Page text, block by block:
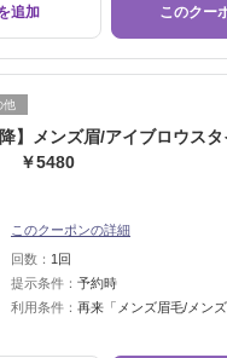
追加 このクー
他
降】メンズ眉/アイブロウス
￥5480
このクーポンの詳細
回数： 1回
提示条件： 予約時
利用条件： 再来「メンズ眉毛/メンズ